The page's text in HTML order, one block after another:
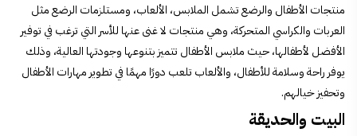
منتجات الأطفال والرضع تشمل الملابس، الألعاب، ومستلزمات الرضع مثل
العربات والكراسي المتحركة، وهي منتجات لا غنى عنها للأسر التي ترغب في توفير
الأفضل لأطفالها، حيث ملابس الأطفال تتميز بتنوعها وجودتها العالية، وذلك
يوفر راحة وسلامة للأطفال، والألعاب تلعب دورًا مهمًا في تطوير مهارات الأطفال
وتحفيز خيالهم.
البيت والحديقة